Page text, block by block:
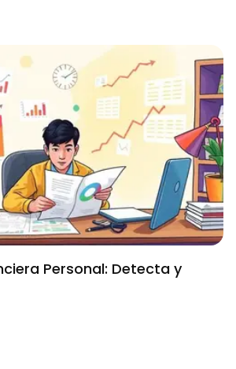
Personal: Detecta y